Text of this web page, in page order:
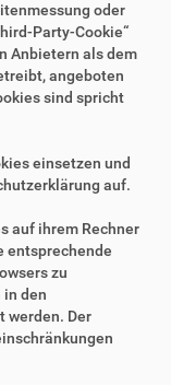
oder
Party-Cookie“
Anbietern als dem
angeboten
sind spricht
einsetzen und
auf.
auf ihrem Rechner
entsprechende
zu
in den
werden. Der